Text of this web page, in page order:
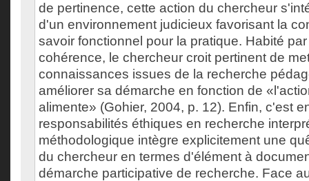
de pertinence, cette action du chercheur
d'un environnement judicieux favorisant la
savoir fonctionnel pour la pratique. Habité
cohérence, le chercheur croit pertinent de
connaissances issues de la recherche
améliorer sa démarche en fonction de
alimente» (Gohier, 2004, p. 12). Enfin, c'est
responsabilités éthiques en recherche
méthodologique intègre explicitement une
du chercheur en termes d'élément à
démarche participative de recherche. Face